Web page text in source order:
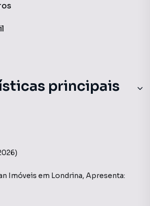
principais
Imóveis em Londrina, Apresenta: